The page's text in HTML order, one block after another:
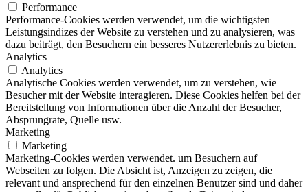
Performance
Performance-Cookies werden verwendet, um die wichtigsten
Leistungsindizes der Website zu verstehen und zu analysieren, was
dazu beiträgt, den Besuchern ein besseres Nutzererlebnis zu bieten.
Analytics
Analytics
Analytische Cookies werden verwendet, um zu verstehen, wie
Besucher mit der Website interagieren. Diese Cookies helfen bei der
Bereitstellung von Informationen über die Anzahl der Besucher,
Absprungrate, Quelle usw.
Marketing
Marketing
Marketing-Cookies werden verwendet. um Besuchern auf
Webseiten zu folgen. Die Absicht ist, Anzeigen zu zeigen, die
relevant und ansprechend für den einzelnen Benutzer sind und daher